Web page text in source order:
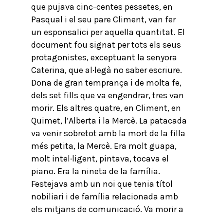
que pujava cinc-centes pessetes, en
Pasqual i el seu pare Climent, van fer
un esponsalici per aquella quantitat. El
document fou signat per tots els seus
protagonistes, exceptuant la senyora
Caterina, que al·legà no saber escriure.
Dona de gran temprança i de molta fe,
dels set fills que va engendrar, tres van
morir. Els altres quatre, en Climent, en
Quimet, l’Alberta i la Mercè. La patacada
va venir sobretot amb la mort de la filla
més petita, la Mercè. Era molt guapa,
molt intel·ligent, pintava, tocava el
piano. Era la nineta de la família.
Festejava amb un noi que tenia títol
nobiliari i de família relacionada amb
els mitjans de comunicació. Va morir a